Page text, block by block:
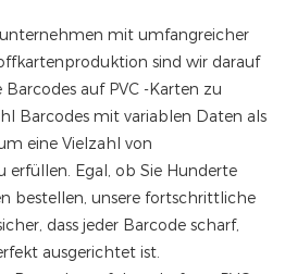
mit umfangreicher
sind wir darauf
auf PVC -Karten zu
Barcodes mit variablen Daten als
eine Vielzahl von
erfüllen. Egal, ob Sie Hunderte
bestellen, unsere fortschrittliche
dass jeder Barcode scharf,
ausgerichtet ist.